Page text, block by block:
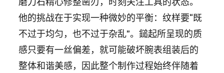
他的挑战在于实现一种微妙的平衡：纹样要“既
不过于均匀，也不过于杂乱”。鎚起所呈现的质
感只要有一丝偏差，就可能破坏腕表组装后的
整体和谐美感，因此整个制作过程始终伴随着